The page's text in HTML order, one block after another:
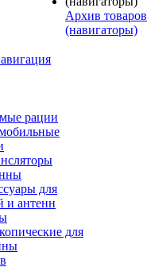
Архив товаров
(навигаторы)
рации
для
и антенн
для